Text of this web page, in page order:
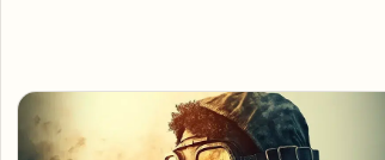
Articles